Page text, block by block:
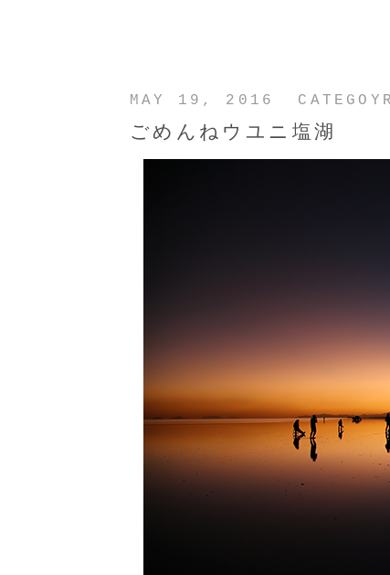
MAY 19, 2016
ごめんねウユニ塩湖